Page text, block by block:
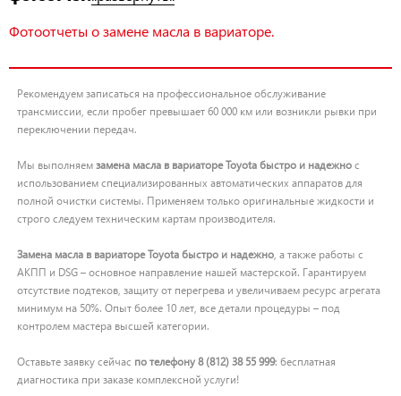
Фотоотчеты о замене масла в вариаторе.
Рекомендуем записаться на профессиональное обслуживание
трансмиссии, если пробег превышает 60 000 км или возникли рывки при
переключении передач.
Мы выполняем замена масла в вариаторе Toyota быстро и надежнос
использованием специализированных автоматических аппаратов для
полной очистки системы. Применяем только оригинальные жидкости и
строго следуем техническим картам производителя.
Замена масла в вариаторе Toyota быстро и надежно, а также работы с
АКПП и DSG – основное направление нашей мастерской. Гарантируем
отсутствие подтеков, защиту от перегрева и увеличиваем ресурс агрегата
минимум на 50%. Опыт более 10 лет, все детали процедуры – под
контролем мастера высшей категории.
Оставьте заявку сейчас по телефону 8 (812) 38 55 999: бесплатная
диагностика при заказе комплексной услуги!